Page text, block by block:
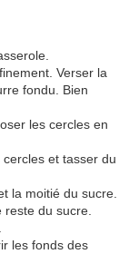
Verser la
fondu. Bien
les cercles en
et tasser du
la moitié du sucre.
du sucre.
les fonds des